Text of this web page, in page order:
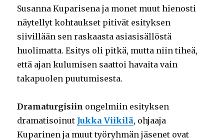
Susanna Kuparisena ja monet muut hienosti
näytellyt kohtaukset pitivät esityksen
siivillään sen raskaasta asiasisällöstä
huolimatta. Esitys oli pitkä, mutta niin tiheä,
että ajan kulumisen saattoi havaita vain
takapuolen puutumisesta.
Dramaturgisiin ongelmiin esityksen
dramatisoinut Jukka Viikilä, ohjaaja
Kuparinen ja muut työryhmän jäsenet ovat